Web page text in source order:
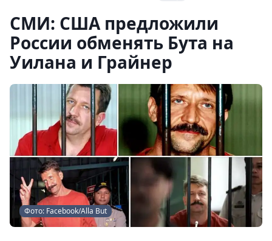
СМИ: США предложили
России обменять Бута на
Уилана и Грайнер
Фото: Facebook/Alla But